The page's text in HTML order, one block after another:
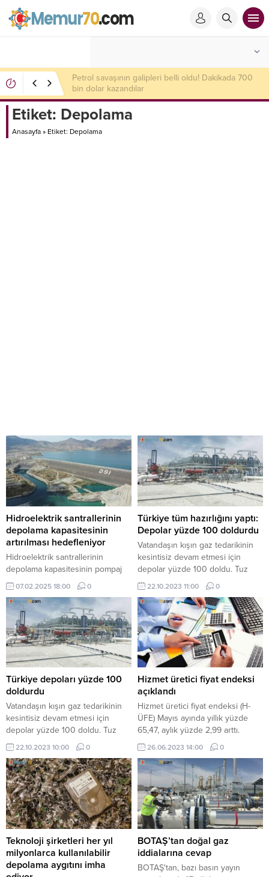
SPK 4 şirketin halka arzını onayladı
Etiket: Depolama
Anasayfa » Etiket: Depolama
Hidroelektrik santrallerinin
depolama kapasitesinin
artırılması hedefleniyor
Hidroelektrik santrallerinin
depolama kapasitesinin pompaj
depolamalı santrallerle
artırılmasının hedeflendiği
bildirildi.
07.02.2025 18:00 0
Türkiye tüm hazırlığını yaptı:
Depolar yüzde 100 doldurdu
Vatandaşın kışın gaz tedarikinin
kesintisiz devam etmesi için
depolar yüzde 100 doldu. Tuz
Gölü ve Silivri’de yer alan
doğalgaz depolarında tam
kapasiteye ulaşıldığında evlerdeki
yıllık tüketim karşılanabilecek
22.10.2023 11:00 0
Türkiye depoları yüzde 100
doldurdu
Vatandaşın kışın gaz tedarikinin
kesintisiz devam etmesi için
depolar yüzde 100 doldu. Tuz
Gölü ve Silivri’de yer alan
doğalgaz depolarında tam
kapasiteye ulaşıldığında evlerdeki
yıllık tüketim karşılanabilecek
22.10.2023 10:00 0
Hizmet üretici fiyat endeksi
açıklandı
Hizmet üretici fiyat endeksi (H-
ÜFE) Mayıs ayında yıllık yüzde
65,47, aylık yüzde 2,99 arttı.
26.06.2023 14:00 0
Teknoloji şirketleri her yıl
milyonlarca kullanılabilir
depolama aygıtını imha
BOTAŞ’tan doğal gaz
iddialarına cevap
BOTAŞ'tan, bazı basın yayın